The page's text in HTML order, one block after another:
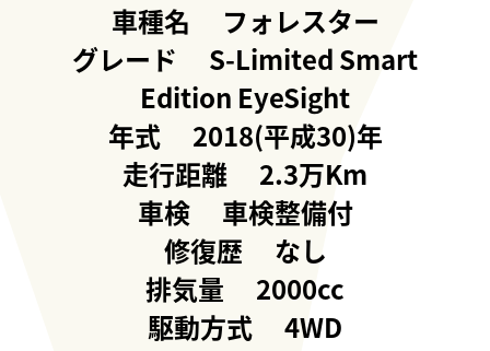
車種名 フォレスター
グレード S-Limited Smart
Edition EyeSight
年式 2018(平成30)年
走行距離 2.3万Km
車検 車検整備付
修復歴 なし
排気量 2000cc
駆動方式 4WD